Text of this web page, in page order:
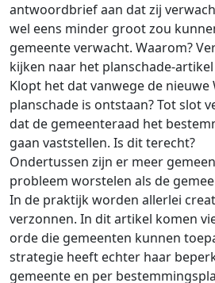
antwoordbrief aan dat zij
wel eens minder groot zou
gemeente verwacht. Waarom?
kijken naar het planschade-
Klopt het dat vanwege de
planschade is ontstaan? Tot slot
dat de gemeenteraad het
gaan vaststellen. Is dit terecht?
Ondertussen zijn er meer
probleem worstelen als de
In de praktijk worden allerlei
verzonnen. In dit artikel komen
orde die gemeenten kunnen
strategie heeft echter haar
gemeente en per